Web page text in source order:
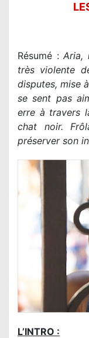
Résumé :Aria,
très violente
disputes, mise
se sent pas
erre à travers
chat noir.
préserver son
L’INTRO :